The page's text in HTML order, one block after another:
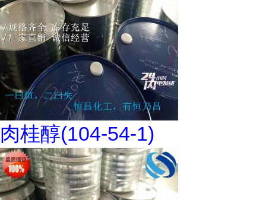
肉桂醇(104-54-1)